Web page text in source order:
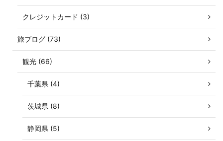
クレジットカード (3)
旅ブログ (73)
観光 (66)
千葉県 (4)
茨城県 (8)
静岡県 (5)